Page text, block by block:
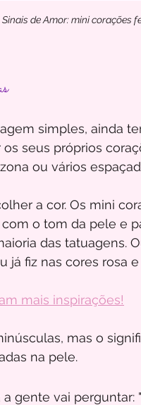
Sinais de Amor: mini corações
simples, ainda
seus próprios
ou vários
a cor. Os mini
o tom da pele e
das tatuagens.
já fiz nas cores rosa
mais inspirações!
mas o
na pele.
gente vai perguntar: